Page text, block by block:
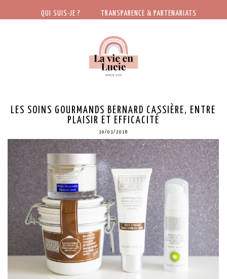
LES SOINS GOURMANDS BERNARD CASSIÈRE, ENTRE
PLAISIR ET EFFICACITÉ
30/03/2016
QUI SUIS-JE ? TRANSPARENCE & PARTENARIATS